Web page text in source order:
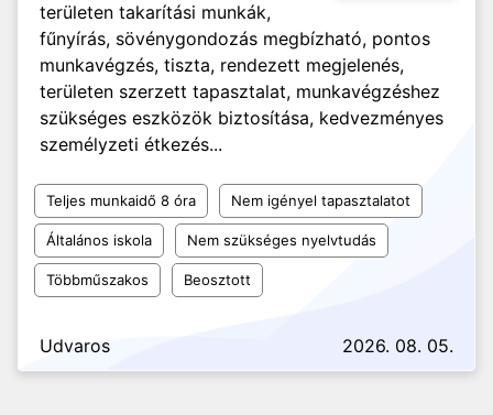
területen takarítási munkák,
fűnyírás, sövénygondozás megbízható, pontos
munkavégzés, tiszta, rendezett megjelenés,
területen szerzett tapasztalat, munkavégzéshez
szükséges eszközök biztosítása, kedvezményes
személyzeti étkezés...
Teljes munkaidő 8 óra Nem igényel tapasztalatot
Általános iskola Nem szükséges nyelvtudás
Többműszakos Beosztott
Udvaros 2026. 08. 05.